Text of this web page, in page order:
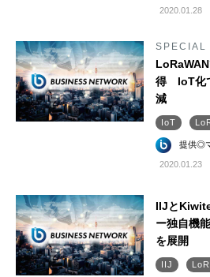
2020.01.28
SPECIAL
得 IoT化
減
IoT
提供◎
2020.01.23
IIJと
ー独自機
を展開
IIJ